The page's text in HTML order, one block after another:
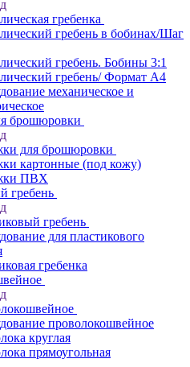
гребенка
гребень в бобинах/Шаг
гребень. Бобины 3:1
гребень/ Формат А4
механическое и
брошюровки
для брошюровки
картонные (под кожу)
ПВХ
гребень
гребень
для пластикового
гребенка
проволокошвейное
круглая
прямоугольная